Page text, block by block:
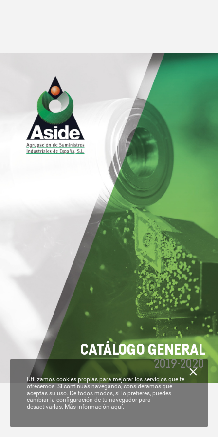
2019-2020
CATÁLOGO GENERAL
Utilizamos cookies propias para mejorar los servicios que te
ofrecemos. Si continuas navegando, consideramos que
aceptas su uso. De todos modos, si lo prefieres, puedes
cambiar la configuración de tu navegador para
desactivarlas. Más información aquí.